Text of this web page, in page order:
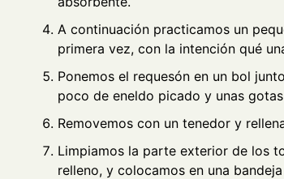
A continuación practicamos un
primera vez, con la intención qué
Ponemos el requesón en un bol
poco de eneldo picado y unas
Removemos con un tenedor y
Limpiamos la parte exterior de los
relleno, y colocamos en una